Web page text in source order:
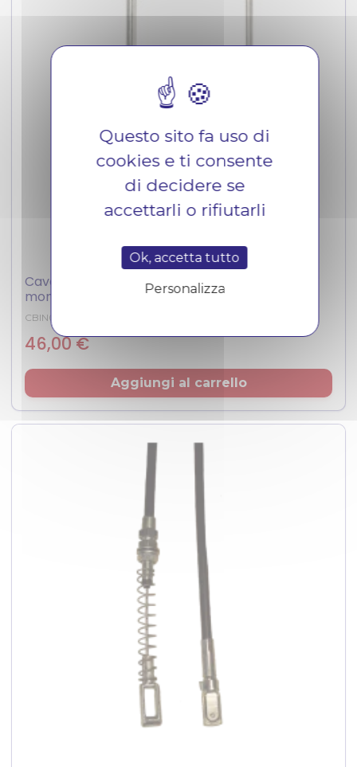
Cavo invertitore 162/Ambra/Nova (primo
montaggio) Ligier
CBIN018NPC
46,00 €Prezzo
Aggiungi al carrello
Questo sito fa uso di
cookies e ti consente
di decidere se
accettarli o rifiutarli
Ok, accetta tutto
Personalizza